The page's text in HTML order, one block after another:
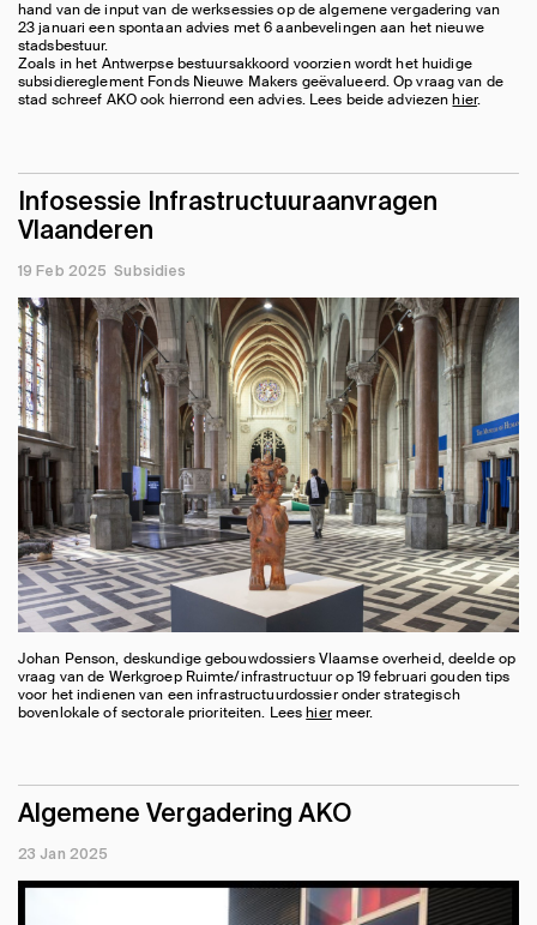
hand van de input van de werksessies op de algemene vergadering van
23 januari een spontaan advies met 6 aanbevelingen aan het nieuwe
stadsbestuur.
Zoals in het Antwerpse bestuursakkoord voorzien wordt het huidige
subsidiereglement Fonds Nieuwe Makers geëvalueerd. Op vraag van de
stad schreef AKO ook hierrond een advies. Lees beide adviezenhier.
Infosessie Infrastructuuraanvragen
Vlaanderen
19 Feb 2025 Subsidies
Johan Penson, deskundige gebouwdossiers Vlaamse overheid, deelde op
vraag van de Werkgroep Ruimte/infrastructuur op 19 februari gouden tips
voor het indienen van een infrastructuurdossier onder strategisch
bovenlokale of sectorale prioriteiten. Leeshiermeer.
Algemene Vergadering AKO
23 Jan 2025